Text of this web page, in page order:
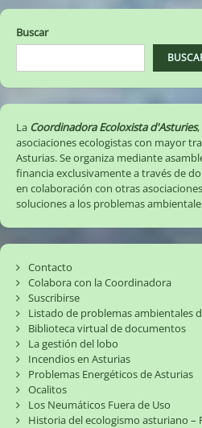
entradas
Buscar
La Coordinadora Ecoloxista d'Asturies
asociaciones ecologistas con mayor
Asturias. Se organiza mediante
financia exclusivamente a través de
en colaboración con otras
soluciones a los problemas
Contacto
Colabora con la Coordinadora
Suscribirse
Listado de problemas ambientales
Biblioteca virtual de documentos
La gestión del lobo
Incendios en Asturias
Problemas Energéticos de Asturias
Ocalitos
Los Neumáticos Fuera de Uso
Historia del ecologismo asturiano –